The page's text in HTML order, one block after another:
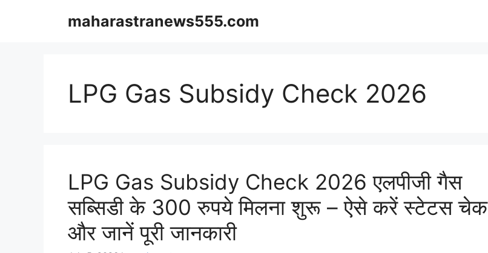
maharastranews555.com
LPG Gas Subsidy Check 2026
LPG Gas Subsidy Check 2026 एलपीजी गैस
सब्सिडी के 300 रुपये मिलना शुरू – ऐसे करें स्टेटस चेक
और जानें पूरी जानकारी